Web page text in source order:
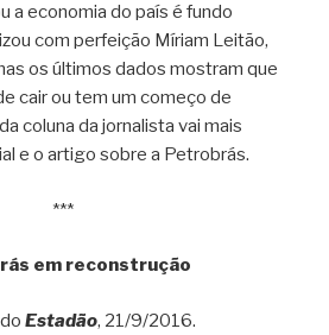
a economia do país é fundo
com perfeição Míriam Leitão,
os últimos dados mostram que
cair ou tem um começo de
coluna da jornalista vai mais
e o artigo sobre a Petrobrás.
***
em reconstrução
Estadão, 21/9/2016.